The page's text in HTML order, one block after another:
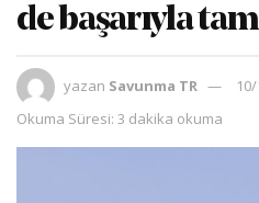
de başarıyla
yazan Savunma TR
Okuma Süresi: 3 dakika okuma